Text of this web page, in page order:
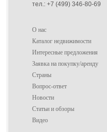
тел.: +7 (499) 346-80-69
О нас
Каталог недвижимости
Интересные предложения
Заявка на покупку/аренду
Страны
Вопрос-ответ
Новости
Статьи и обзоры
Видео